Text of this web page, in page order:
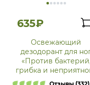
635₽
Освежающий
дезодорант для
«Против бактерий,
грибка и
запаха»
Отзывы (332)